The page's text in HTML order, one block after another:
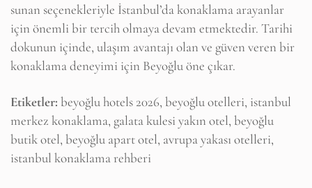
sunan seçenekleriyle İstanbul’da konaklama arayanlar
için önemli bir tercih olmaya devam etmektedir. Tarihi
dokunun içinde, ulaşım avantajı olan ve güven veren bir
konaklama deneyimi için Beyoğlu öne çıkar.
Etiketler: beyoğlu hotels 2026, beyoğlu otelleri, istanbul
merkez konaklama, galata kulesi yakın otel, beyoğlu
butik otel, beyoğlu apart otel, avrupa yakası otelleri,
istanbul konaklama rehberi